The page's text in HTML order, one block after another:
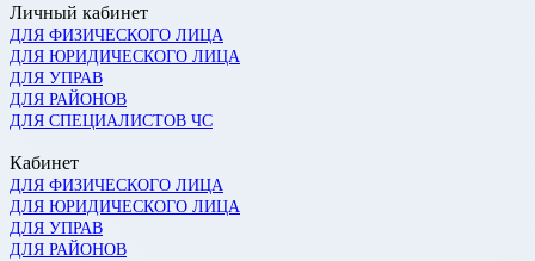
Личный кабинет
ДЛЯ ФИЗИЧЕСКОГО ЛИЦА
ДЛЯ ЮРИДИЧЕСКОГО ЛИЦА
ДЛЯ УПРАВ
ДЛЯ РАЙОНОВ
ДЛЯ СПЕЦИАЛИСТОВ ЧС
Кабинет
ДЛЯ ФИЗИЧЕСКОГО ЛИЦА
ДЛЯ ЮРИДИЧЕСКОГО ЛИЦА
ДЛЯ УПРАВ
ДЛЯ РАЙОНОВ